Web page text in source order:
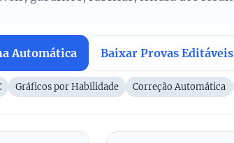
Automática Baixar Provas Editáveis
Gráficos por Habilidade Correção Automática